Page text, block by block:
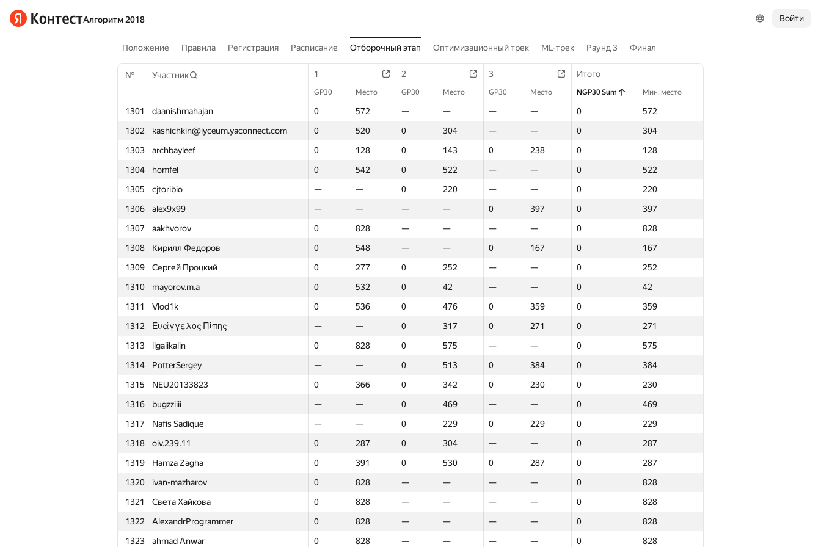
Алгоритм 2018 Войти
Положение Правила Регистрация Расписание Отборочный этап Оптимизационный трек ML-трек Раунд 3 Финал
№ Участник 1 2 3 Итого
GP30 Место GP30 Место GP30 Место NGP30 Sum Мин. место
1301 daanishmahajan 0 572 — — — — 0
572
1302
kashichkin@lyceum.yaconnect.com 0 520 0 304 — — 0
304
1303
archbayleef 0 128 0 143 0 238 0
128
1304
homfel 0 542 0 522 — — 0
522
1305
cjtoribio — — 0 220 — — 0
220
1306
alex9x99 — — — — 0 397 0
397
1307
aakhvorov 0 828 — — — — 0
828
1308
Кирилл Федоров 0 548 — — 0 167 0
167
1309
Сергей Процкий 0 277 0 252 — — 0
252
1310
mayorov.m.a 0 532 0 42 — — 0
42
1311
Vlod1k 0 536 0 476 0 359 0
359
1312
Ευάγγελος Πίπης — — 0 317 0 271 0
271
1313
ligaiikalin 0 828 0 575 — — 0
575
1314
PotterSergey — — 0 513 0 384 0
384
1315
NEU20133823 0 366 0 342 0 230 0
230
1316
bugzziiii — — 0 469 — — 0
469
1317
Nafis Sadique — — 0 229 0 229 0
229
1318
oiv.239.11 0 287 0 304 — — 0
287
1319
Hamza Zagha 0 391 0 530 0 287 0
287
1320
ivan-mazharov 0 828 — — — — 0
828
1321
Света Хайкова 0 828 — — — — 0
828
1322
AlexandrProgrammer 0 828 — — — — 0
828
1323
ahmad Anwar 0 828 — — — — 0
828
№ 1 Итого
GP30 Место NGP30 Sum Мин. место